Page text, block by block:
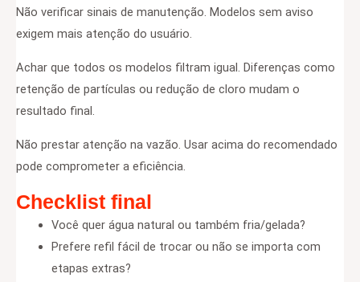
Não verificar sinais de manutenção. Modelos sem aviso
exigem mais atenção do usuário.
Achar que todos os modelos filtram igual. Diferenças como
retenção de partículas ou redução de cloro mudam o
resultado final.
Não prestar atenção na vazão. Usar acima do recomendado
pode comprometer a eficiência.
Checklist final
Você quer água natural ou também fria/gelada?
Prefere refil fácil de trocar ou não se importa com
etapas extras?